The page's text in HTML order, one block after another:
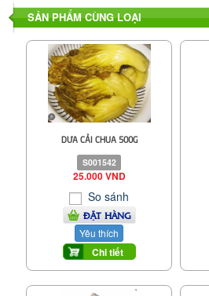
SẢN PHẨM CÙNG LOẠI
DƯA CẢI CHUA 500G
S001542
25.000 VND
So sánh
ĐẶT HÀNG
Yêu thích
Chi tiết